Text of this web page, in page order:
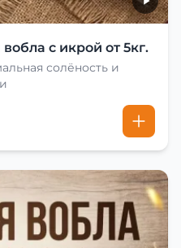
с икрой от 5кг.
солёность и